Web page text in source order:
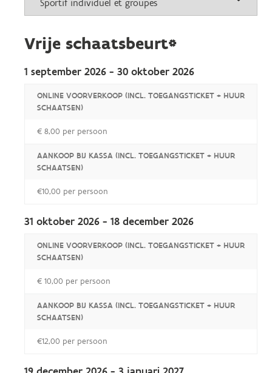
Vrije schaatsbeurt*
1 september 2026 - 30 oktober 2026
ONLINE VOORVERKOOP (INCL. TOEGANGSTICKET + HUUR
SCHAATSEN)
€ 8,00 per persoon
AANKOOP BIJ KASSA (INCL. TOEGANGSTICKET + HUUR
SCHAATSEN)
€10,00 per persoon
31 oktober 2026 - 18 december 2026
ONLINE VOORVERKOOP (INCL. TOEGANGSTICKET + HUUR
SCHAATSEN)
€ 10,00 per persoon
AANKOOP BIJ KASSA (INCL. TOEGANGSTICKET + HUUR
SCHAATSEN)
€12,00 per persoon